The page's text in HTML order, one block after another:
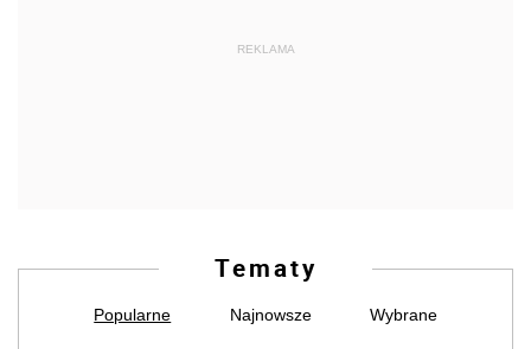
REKLAMA
Tematy
Popularne Najnowsze Wybrane